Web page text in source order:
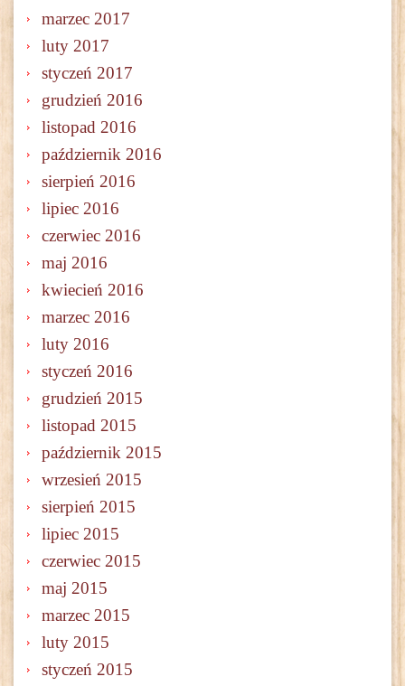
marzec 2017
luty 2017
styczeń 2017
grudzień 2016
listopad 2016
październik 2016
sierpień 2016
lipiec 2016
czerwiec 2016
maj 2016
kwiecień 2016
marzec 2016
luty 2016
styczeń 2016
grudzień 2015
listopad 2015
październik 2015
wrzesień 2015
sierpień 2015
lipiec 2015
czerwiec 2015
maj 2015
marzec 2015
luty 2015
styczeń 2015